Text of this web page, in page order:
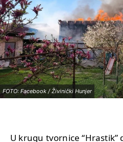
FOTO: Facebook / Živinički Hunjer
U krugu tvornice “Hrastik”